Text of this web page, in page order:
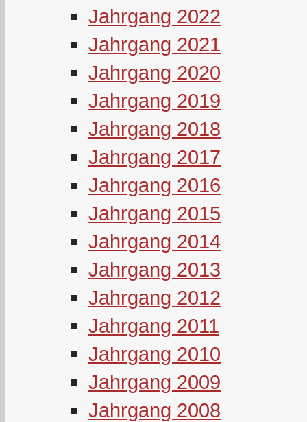
Jahrgang 2022
Jahrgang 2021
Jahrgang 2020
Jahrgang 2019
Jahrgang 2018
Jahrgang 2017
Jahrgang 2016
Jahrgang 2015
Jahrgang 2014
Jahrgang 2013
Jahrgang 2012
Jahrgang 2011
Jahrgang 2010
Jahrgang 2009
Jahrgang 2008